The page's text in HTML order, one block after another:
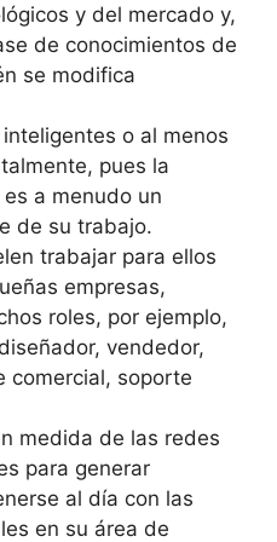
y del mercado y,
de conocimientos de
se modifica
o al menos
pues la
a menudo un
de su trabajo.
trabajar para ellos
empresas,
roles, por ejemplo,
vendedor,
comercial, soporte
medida de las redes
para generar
al día con las
en su área de